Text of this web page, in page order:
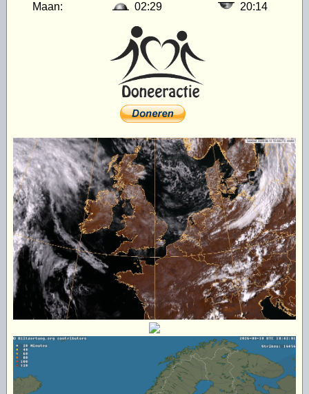
Maan:
02:29 20:14